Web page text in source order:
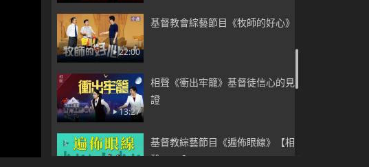
22:00
基督教會綜藝節目《牧師的好心》
13:27
相聲《衝出牢籠》基督徒信心的見
證
基督教綜藝節目《遍佈眼線》【相
聲2018】